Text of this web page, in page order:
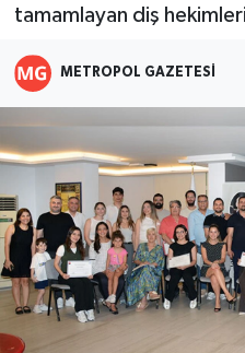
tamamlayan diş
METROPOL GAZETESI